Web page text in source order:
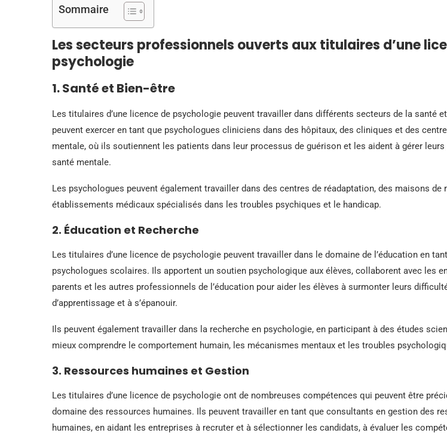
Sommaire
Les secteurs professionnels ouverts aux titulaires d’une
psychologie
1. Santé et Bien-être
Les titulaires d’une licence de psychologie peuvent travailler dans différents secteurs de la santé
peuvent exercer en tant que psychologues cliniciens dans des hôpitaux, des cliniques et des
mentale, où ils soutiennent les patients dans leur processus de guérison et les aident à gérer
santé mentale.
Les psychologues peuvent également travailler dans des centres de réadaptation, des maisons de
établissements médicaux spécialisés dans les troubles psychiques et le handicap.
2. Éducation et Recherche
Les titulaires d’une licence de psychologie peuvent travailler dans le domaine de l’éducation en
psychologues scolaires. Ils apportent un soutien psychologique aux élèves, collaborent avec les
parents et les autres professionnels de l’éducation pour aider les élèves à surmonter leurs
d’apprentissage et à s’épanouir.
Ils peuvent également travailler dans la recherche en psychologie, en participant à des études
mieux comprendre le comportement humain, les mécanismes mentaux et les troubles
3. Ressources humaines et Gestion
Les titulaires d’une licence de psychologie ont de nombreuses compétences qui peuvent être
domaine des ressources humaines. Ils peuvent travailler en tant que consultants en gestion des
humaines, en aidant les entreprises à recruter et à sélectionner les candidats, à évaluer les